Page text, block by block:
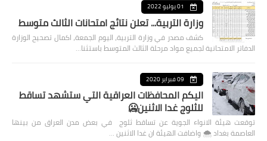
01 يوليو 2022
وزارة التربية... تعلن نتائج امتحانات الثالث متوسط
كشف مصدر في وزارة التربية، اليوم الجمعة، اكمال تصحيح الوزارة
الدفاتر الامتحانية لجميع مواد مرحلة الثالث المتوسط باستثنا…
09 فبراير 2020
اليكم المحافظات العراقية التي ستشهد تساقط
للثلوج غدا الاثنين🥶
توقعت هيئة الانواء الجوية عن تساقط ثلوج في بعض مدن العراق من بينها
العاصمة بغداد ⁦🌨️⁩ واضافت الهيئة ان غدا الاثنين …